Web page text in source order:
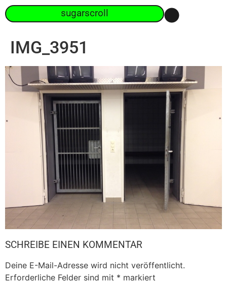
sugarscroll
IMG_3951
SCHREIBE EINEN KOMMENTAR
Deine E-Mail-Adresse wird nicht veröffentlicht.
Erforderliche Felder sind mit * markiert